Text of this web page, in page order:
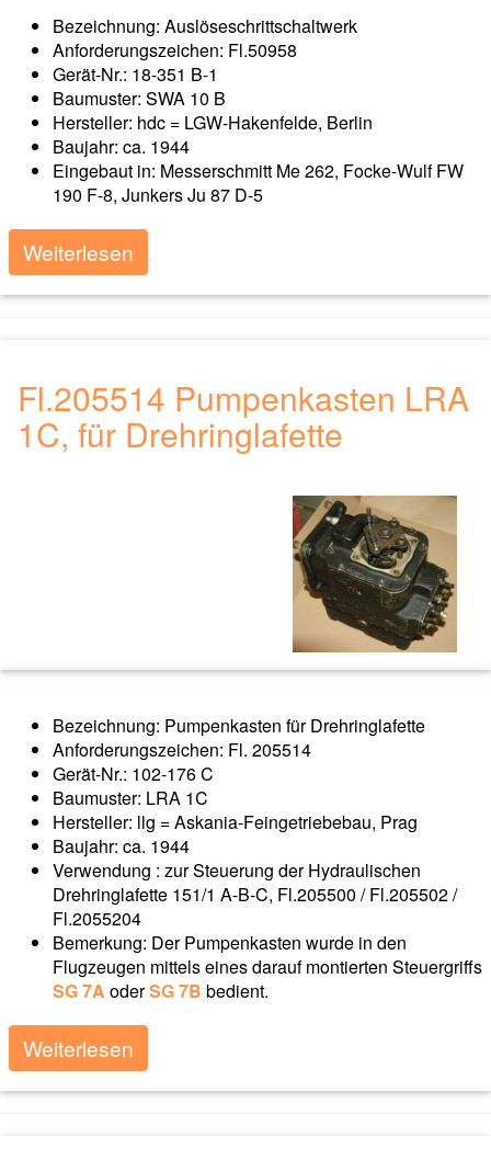
Bezeichnung: Auslöseschrittschaltwerk
Anforderungszeichen: Fl.50958
Gerät-Nr.: 18-351 B-1
Baumuster: SWA 10 B
Hersteller: hdc = LGW-Hakenfelde, Berlin
Baujahr: ca. 1944
Eingebaut in: Messerschmitt Me 262, Focke-Wulf FW
190 F-8, Junkers Ju 87 D-5
Weiterlesen
Fl.205514 Pumpenkasten LRA
1C, für Drehringlafette
Bezeichnung: Pumpenkasten für Drehringlafette
Anforderungszeichen: Fl. 205514
Gerät-Nr.: 102-176 C
Baumuster: LRA 1C
Hersteller: llg = Askania-Feingetriebebau, Prag
Baujahr: ca. 1944
Verwendung : zur Steuerung der Hydraulischen
Drehringlafette 151/1 A-B-C, Fl.205500 / Fl.205502 /
Fl.2055204
Bemerkung: Der Pumpenkasten wurde in den
Flugzeugen mittels eines darauf montierten Steuergriffs
SG 7A oderSG 7B bedient.
Weiterlesen